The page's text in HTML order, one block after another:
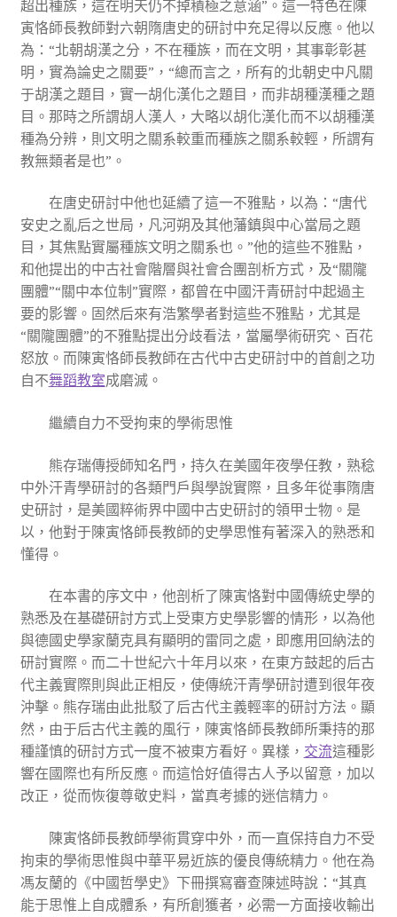
超出種族，這在明天仍不掉積極之意涵”。這一特色在陳
寅恪師長教師對六朝隋唐史的研討中充足得以反應。他以
為：“北朝胡漢之分，不在種族，而在文明，其事彰彰甚
明，實為論史之關要”，“總而言之，所有的北朝史中凡關
于胡漢之題目，實一胡化漢化之題目，而非胡種漢種之題
目。那時之所謂胡人漢人，大略以胡化漢化而不以胡種漢
種為分辨，則文明之關系較重而種族之關系較輕，所謂有
教無類者是也”。
在唐史研討中他也延續了這一不雅點，以為：“唐代
安史之亂后之世局，凡河朔及其他藩鎮與中心當局之題
目，其焦點實屬種族文明之關系也。”他的這些不雅點，
和他提出的中古社會階層與社會合團剖析方式，及“關隴
團體”“關中本位制”實際，都曾在中國汗青研討中起過主
要的影響。固然后來有浩繁學者對這些不雅點，尤其是
“關隴團體”的不雅點提出分歧看法，當屬學術研究、百花
怒放。而陳寅恪師長教師在古代中古史研討中的首創之功
自不舞蹈教室成磨滅。
繼續自力不受拘束的學術思惟
熊存瑞傳授師知名門，持久在美國年夜學任教，熟稔
中外汗青學研討的各類門戶與學說實際，且多年從事隋唐
史研討，是美國粹術界中國中古史研討的領甲士物。是
以，他對于陳寅恪師長教師的史學思惟有著深入的熟悉和
懂得。
在本書的序文中，他剖析了陳寅恪對中國傳統史學的
熟悉及在基礎研討方式上受東方史學影響的情形，以為他
與德國史學家蘭克具有顯明的雷同之處，即應用回納法的
研討實際。而二十世紀六十年月以來，在東方鼓起的后古
代主義實際則與此正相反，使傳統汗青學研討遭到很年夜
沖擊。熊存瑞由此批駁了后古代主義輕率的研討方法。顯
然，由于后古代主義的風行，陳寅恪師長教師所秉持的那
種謹慎的研討方式一度不被東方看好。異樣， 交流這種影
響在國際也有所反應。而這恰好值得古人予以留意，加以
改正，從而恢復尊敬史料，當真考據的迷信精力。
陳寅恪師長教師學術貫穿中外，而一直保持自力不受
拘束的學術思惟與中華平易近族的優良傳統精力。他在為
馮友蘭的《中國哲學史》下冊撰寫審查陳述時說：“其真
能于思惟上自成體系，有所創獲者，必需一方面接收輸出